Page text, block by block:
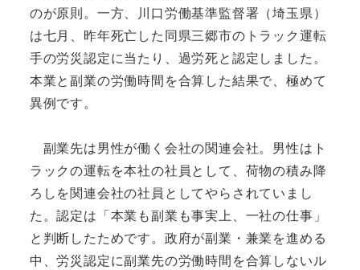
のが原則。一方、川口労働基準監督署（埼玉県）
は七月、昨年死亡した同県三郷市のトラック運転
手の労災認定に当たり、過労死と認定しました。
本業と副業の労働時間を合算した結果で、極めて
異例です。
副業先は男性が働く会社の関連会社。男性はト
ラックの運転を本社の社員として、荷物の積み降
ろしを関連会社の社員としてやらされていまし
た。認定は「本業も副業も事実上、一社の仕事」
と判断したためです。政府が副業・兼業を進める
中、労災認定に副業先の労働時間を合算しないル